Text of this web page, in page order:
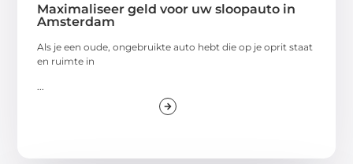
Maximaliseer geld voor uw sloopauto in
Amsterdam
Als je een oude, ongebruikte auto hebt die op je oprit staat
en ruimte in
...